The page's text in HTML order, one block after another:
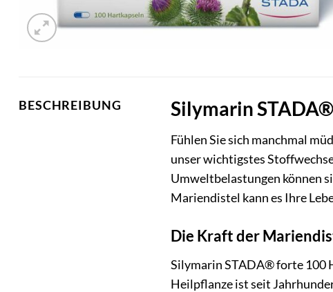
BESCHREIBUNG Silymarin
Fühlen Sie sich manchmal
unser wichtigstes
Umweltbelastungen können
Mariendistel kann es Ihre
Die Kraft der
Silymarin STADA® forte 100
Heilpflanze ist seit